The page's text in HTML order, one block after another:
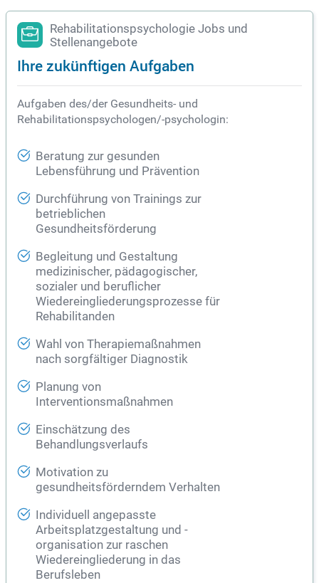
Rehabilitationspsychologie Jobs und
Stellenangebote
Ihre zukünftigen Aufgaben
Aufgaben des/der Gesundheits- und
Rehabilitationspsychologen/-psychologin:
Beratung zur gesunden
Lebensführung und Prävention
Durchführung von Trainings zur
betrieblichen
Gesundheitsförderung
Begleitung und Gestaltung
medizinischer, pädagogischer,
sozialer und beruflicher
Wiedereingliederungsprozesse für
Rehabilitanden
Wahl von Therapiemaßnahmen
nach sorgfältiger Diagnostik
Planung von
Interventionsmaßnahmen
Einschätzung des
Behandlungsverlaufs
Motivation zu
gesundheitsförderndem Verhalten
Individuell angepasste
Arbeitsplatzgestaltung und -
organisation zur raschen
Wiedereingliederung in das
Berufsleben